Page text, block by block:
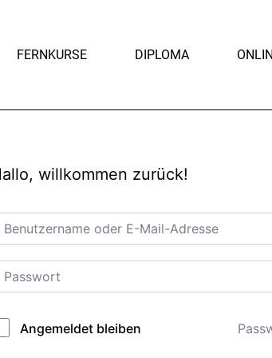
FERNKURSE DIPLOMA
willkommen zurück!
Angemeldet bleiben